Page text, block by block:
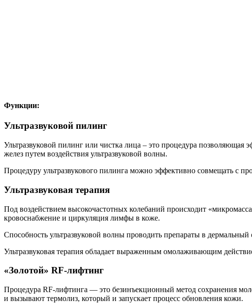
Функции:
Ультразвуковой пилинг
Ультразвуковой пилинг или чистка лица – это процедура
желез путем воздействия ультразвуковой волны.
Процедуру ультразвукового пилинга можно эффективно совмещать с
Ультразвуковая терапия
Под воздействием высокочастотных колебаний происходит
кровоснабжение и циркуляция лимфы в коже.
Способность ультразвуковой волны проводить препараты в
Ультразвуковая терапия обладает выраженным омолаживающим
«Золотой» RF-лифтинг
Процедура RF-лифтинга — это безинъекционный метод сохранения
и вызывают термолиз, который и запускает процесс обновления кожи.